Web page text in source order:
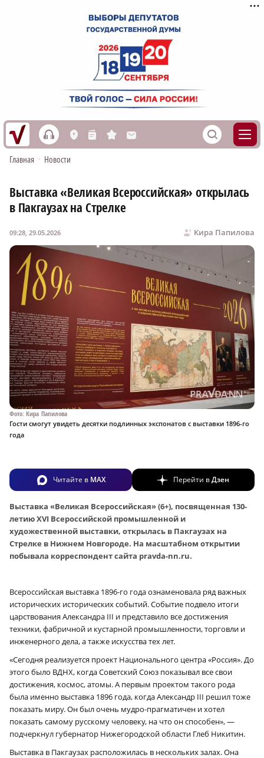
h L n s M S
Главная • Новости
Выставка «Великая Всероссийская» открылась
в Пакгаузах на Стрелке
Кира Папилова
09:28, 29.05.2026
Фото: Кира Папилова
Гости смогут увидеть десятки подлинных экспонатов с выставки 1896-го
года
Читайте в MAX Перейти вДзен
Выставка «Великая Всероссийская» (6+), посвященная 130-
летию XVI Всероссийской промышленной и
художественной выставки, открылась в Пакгаузах на
Стрелке в Нижнем Новгороде. На масштабном открытии
побывала корреспондент сайта pravda-nn.ru.
Всероссийская выставка 1896-го года ознаменовала ряд важных
исторических исторических событий. Событие подвело итоги
царствования Александра III и представило все достижения
техники, фабричной и кустарной промышленности, торговли и
инженерного дела, а также искусства тех лет.
«Сегодня реализуется проект Национального центра «Россия». До
этого было ВДНХ, когда Советский Союз показывал все свои
достижения, космос, атомы. А первым проектом такого рода
была именно выставка 1896 года, когда Александр III решил тоже
показать миру. Он был очень мудро-прагматичен и хотел
показать самому русскому человеку, на что он способен», —
подчеркнул губернатор Нижегородской области Глеб Никитин.
Выставка в Пакгаузах расположилась в нескольких залах. Она